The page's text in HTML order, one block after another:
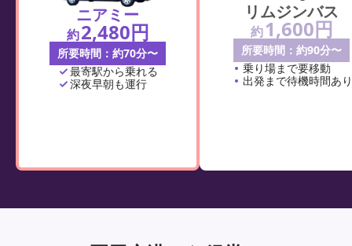
ニアミー
約2,480円
所要時間：約70分〜
最寄駅から乗れる
深夜早朝も運行
リムジンバス
約1,600円
所要時間：約90分〜
乗り場まで要移動
出発まで待機時間あり